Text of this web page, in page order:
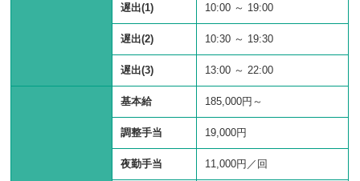
遅出(1) 10:00 ～ 19:00
遅出(2) 10:30 ～ 19:30
遅出(3) 13:00 ～ 22:00
基本給 185,000円～
調整手当 19,000円
夜勤手当 11,000円／回